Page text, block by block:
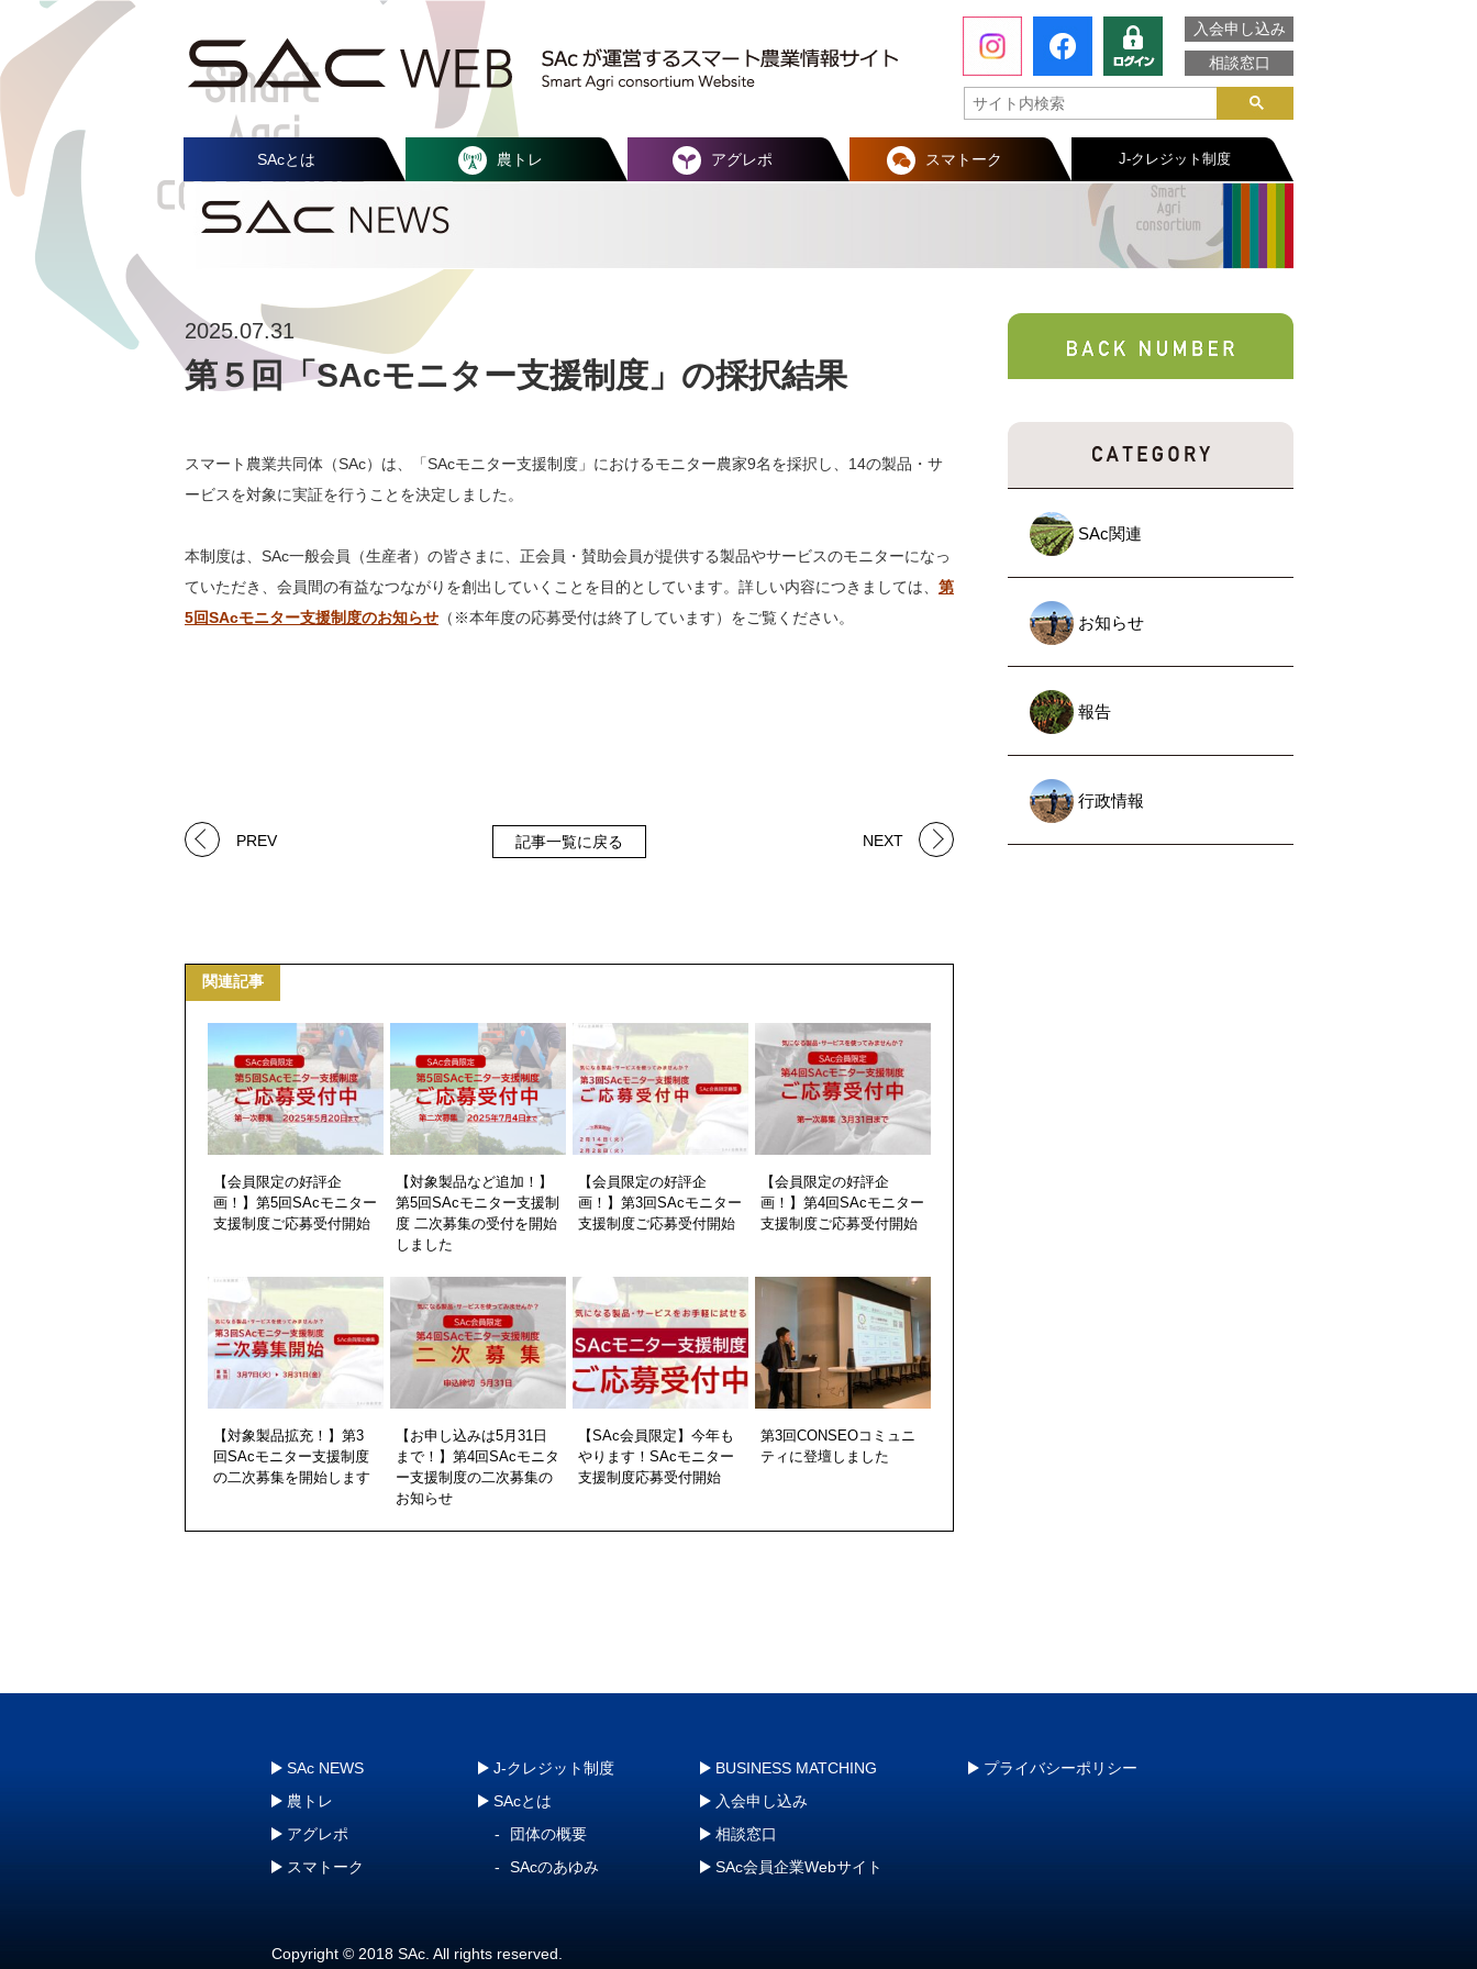
入会申し込み
相談窓口
SAcとは 農トレ アグレポ スマトーク J-クレジット制度
SAc関連
お知らせ
報告
行政情報
2025.07.31
第５回「SAcモニター支援制度」の採択結果
スマート農業共同体（SAc）は、「SAcモニター支援制度」におけるモニター農家9名を採択し、14の製品・サ
ービスを対象に実証を行うことを決定しました。
本制度は、SAc一般会員（生産者）の皆さまに、正会員・賛助会員が提供する製品やサービスのモニターになっ
ていただき、会員間の有益なつながりを創出していくことを目的としています。詳しい内容につきましては、 第
5回SAcモニター支援制度のお知らせ （※本年度の応募受付は終了しています）をご覧ください。
PREV 記事一覧に戻る NEXT
関連記事
【会員限定の好評企
画！】第5回SAcモニター
支援制度ご応募受付開始
【対象製品など追加！】
第5回SAcモニター支援制
度 二次募集の受付を開始
しました
【会員限定の好評企
画！】第3回SAcモニター
支援制度ご応募受付開始
【会員限定の好評企
画！】第4回SAcモニター
支援制度ご応募受付開始
【対象製品拡充！】第3
回SAcモニター支援制度
の二次募集を開始します
【お申し込みは5月31日
まで！】第4回SAcモニタ
ー支援制度の二次募集の
お知らせ
【SAc会員限定】今年も
やります！SAcモニター
支援制度応募受付開始
第3回CONSEOコミュニ
ティに登壇しました
SAc NEWS
農トレ
アグレポ
スマトーク
J-クレジット制度
SAcとは
団体の概要
SAcのあゆみ
BUSINESS MATCHING
入会申し込み
相談窓口
SAc会員企業Webサイト
プライバシーポリシー
Copyright © 2018 SAc. All rights reserved.